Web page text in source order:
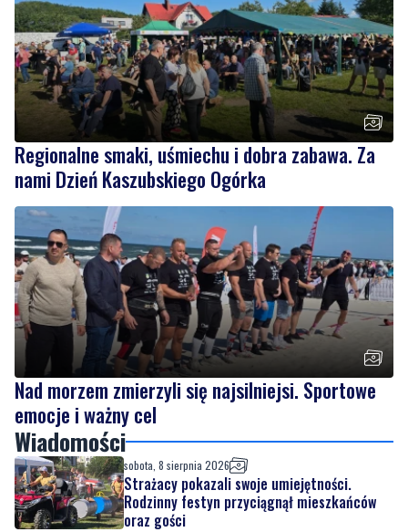
Regionalne smaki, uśmiechu i dobra zabawa. Za
nami Dzień Kaszubskiego Ogórka
Nad morzem zmierzyli się najsilniejsi. Sportowe
emocje i ważny cel
Wiadomości
sobota, 8 sierpnia 2026
Strażacy pokazali swoje umiejętności.
Rodzinny festyn przyciągnął mieszkańców
oraz gości